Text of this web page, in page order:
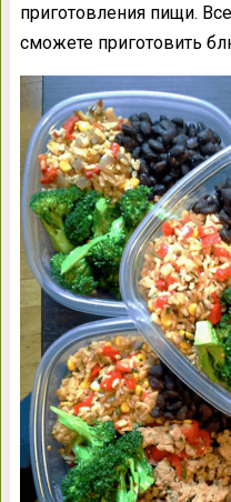
приготовления пищи.
сможете приготовить